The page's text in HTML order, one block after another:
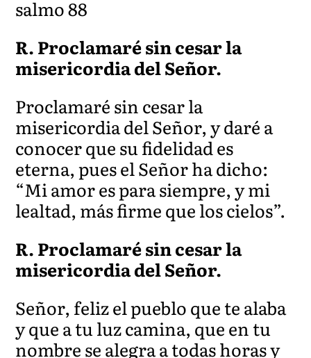
salmo 88
R. Proclamaré sin cesar la
misericordia del Señor.
Proclamaré sin cesar la
misericordia del Señor, y daré a
conocer que su fidelidad es
eterna, pues el Señor ha dicho:
“Mi amor es para siempre, y mi
lealtad, más firme que los cielos”.
R. Proclamaré sin cesar la
misericordia del Señor.
Señor, feliz el pueblo que te alaba
y que a tu luz camina, que en tu
nombre se alegra a todas horas y